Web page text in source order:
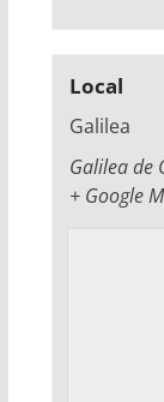
Local
Galilea
Galilea de
+ Google